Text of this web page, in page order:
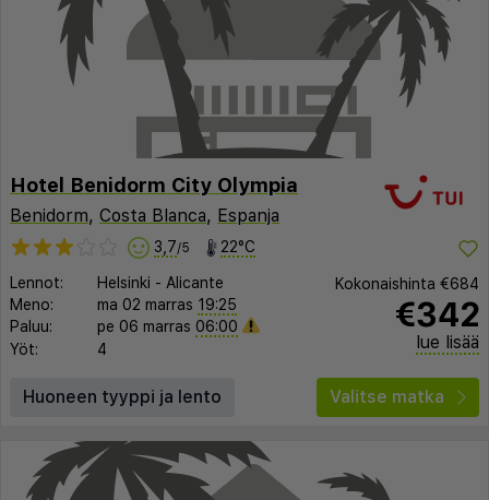
Hotel Benidorm City Olympia
Benidorm, Costa Blanca, Espanja
3,7/5 22°C
Lennot: Helsinki - Alicante
Meno:
ma 02 marras 19:25
Paluu:
pe 06 marras 06:00
Yöt:
4
Kokonaishinta €684
€342
lue lisää
Huoneen tyyppi ja lento Valitse matka